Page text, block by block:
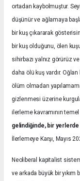
ortadan kaybolmuştur.
düşünür ve ağlamaya
bir kuş çıkararak
bir kuş olduğunu, ölen
sihirbazı yalnız görürüz
daha ölü kuş vardır. Oğlan
ölüm olmadan
gizlenmesi üzerine
ilerleme kavramının
gelindiğinde, bir yerlerde
İlerlemeye Karşı, Mayıs
Neoliberal kapitalist
ve arkada büyük bir yıkım